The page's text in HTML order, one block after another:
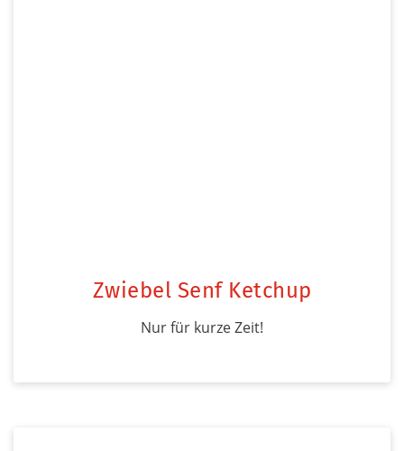
Zwiebel Senf Ketchup
Nur für kurze Zeit!